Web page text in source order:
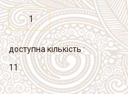
доступна кількість :
11